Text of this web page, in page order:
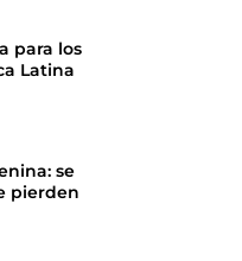
para los
Latina
se
pierden